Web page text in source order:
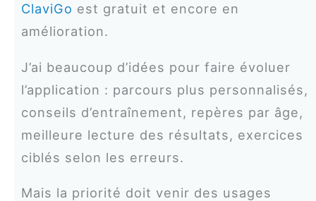
ClaviGo est gratuit et encore en
amélioration.
J’ai beaucoup d’idées pour faire évoluer
l’application : parcours plus personnalisés,
conseils d’entraînement, repères par âge,
meilleure lecture des résultats, exercices
ciblés selon les erreurs.
Mais la priorité doit venir des usages